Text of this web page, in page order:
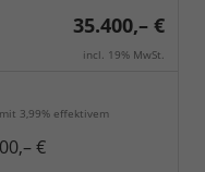
35.400,– €
incl. 19% MwSt.
3,99% effektivem
€